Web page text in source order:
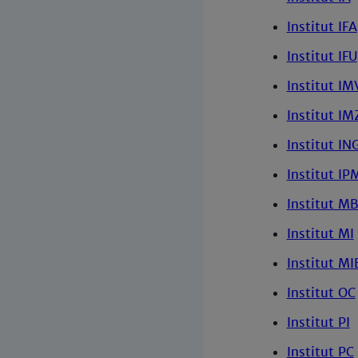
Institut IFA
Institut IFU
Institut
Institut
Institut
Institut
Institut
Institut MI
Institut
Institut OC
Institut PI
Institut PC